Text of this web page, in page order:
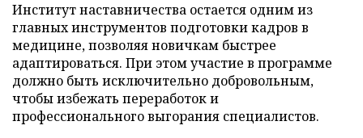
Институт наставничества остается одним из
главных инструментов подготовки кадров в
медицине, позволяя новичкам быстрее
адаптироваться. При этом участие в программе
должно быть исключительно добровольным,
чтобы избежать переработок и
профессионального выгорания специалистов.